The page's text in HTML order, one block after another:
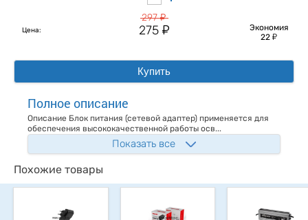
Цена:
297у
275 у
Экономия
22у
Купить
Полное описание
Описание Блок питания (сетевой адаптер) применяется для
обеспечения высококачественной работы осв...
Показать все
Похожие товары